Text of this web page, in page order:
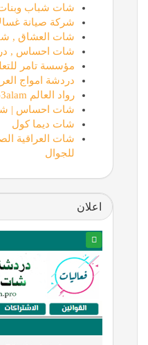
شات شباب وبنات
شركة صيانة
شات العشاق ,
شات احساس ,
مؤسسة تامر
دردشة امواج
رواد العالم rowadel-3alam
شات احساس |
شات ديما كول
شات العراقية
للجوال
اعلان